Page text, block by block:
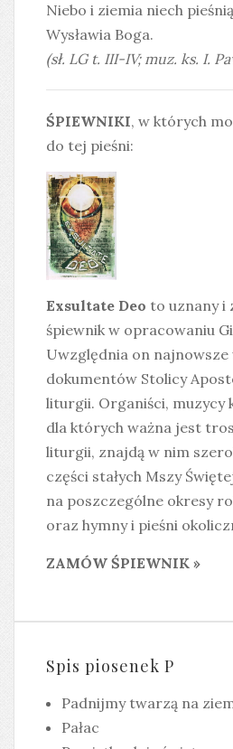
Niebo i ziemia niech
Wysławia Boga.
(sł. LG t. III-IV; muz. ks. I.
ŚPIEWNIKI, w których
do tej pieśni:
Exsultate Deo to uznany i
śpiewnik w opracowaniu
Uwzględnia on najnowsze
dokumentów Stolicy
liturgii. Organiści, muzycy
dla których ważna jest
liturgii, znajdą w nim
części stałych Mszy
na poszczególne okresy
oraz hymny i pieśni
ZAMÓW ŚPIEWNIK »
Spis piosenek P
Padnijmy twarzą na
Pałac